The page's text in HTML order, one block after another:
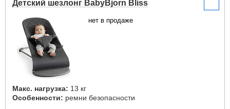
Детский шезлонг BabyBjorn Bliss
нет в продаже
Макс. нагрузка: 13 кг
Особенности: ремни безопасности